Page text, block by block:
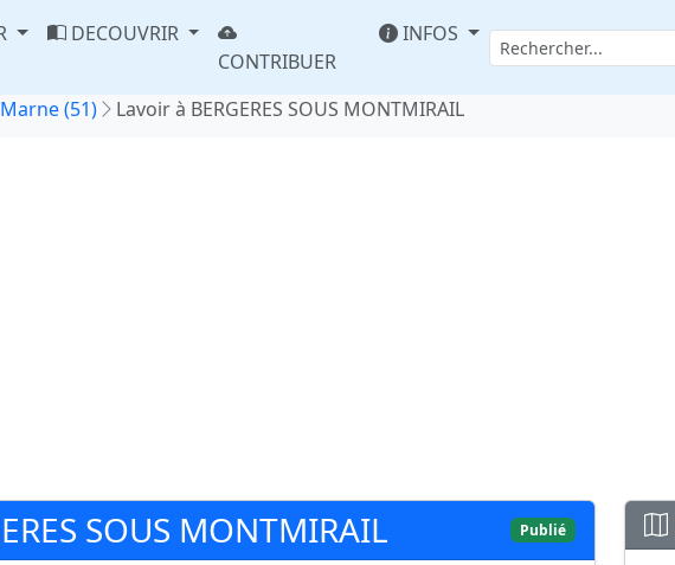
DECOUVRIR
CONTRIBUER
INFOS
Marne (51) Lavoir à BERGERES SOUS MONTMIRAIL
SOUS MONTMIRAIL Publié